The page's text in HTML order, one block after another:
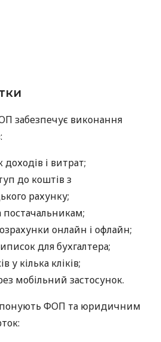
забезпечує виконання
і витрат;
до коштів з
рахунку;
постачальникам;
онлайн і офлайн;
для бухгалтера;
у кілька кліків;
мобільний застосунок.
ФОП та юридичним